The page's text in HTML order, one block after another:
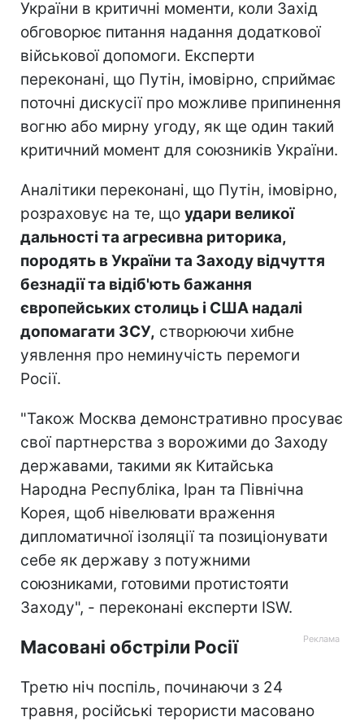
України в критичні моменти, коли Захід
обговорює питання надання додаткової
військової допомоги. Експерти
переконані, що Путін, імовірно, сприймає
поточні дискусії про можливе припинення
вогню або мирну угоду, як ще один такий
критичний момент для союзників України.
Аналітики переконані, що Путін, імовірно,
розраховує на те, що удари великої
дальності та агресивна риторика,
породять в України та Заходу відчуття
безнадії та відіб'ють бажання
європейських столиць і США надалі
допомагати ЗСУ, створюючи хибне
уявлення про неминучість перемоги
Росії.
"Також Москва демонстративно просуває
свої партнерства з ворожими до Заходу
державами, такими як Китайська
Народна Республіка, Іран та Північна
Корея, щоб нівелювати враження
дипломатичної ізоляції та позиціонувати
себе як державу з потужними
союзниками, готовими протистояти
Заходу", - переконані експерти ISW.
Масовані обстріли Росії
Третю ніч поспіль, починаючи з 24
травня, російські терористи масовано